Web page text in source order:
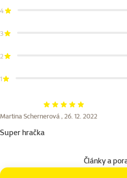
4
3
2
1
Hodnocení 100%
Martina Schernerová , 26. 12. 2022
Super hračka
Články a